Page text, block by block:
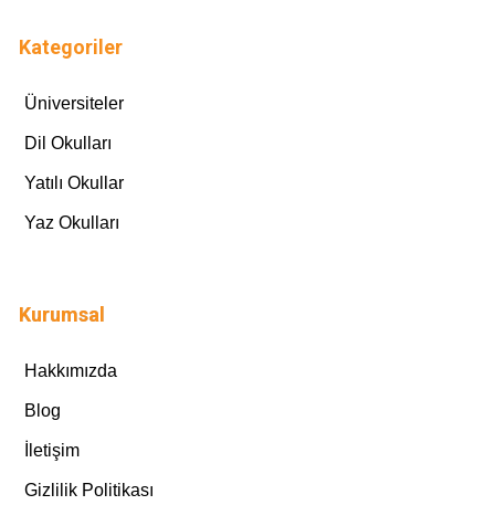
Kategoriler
Üniversiteler
Dil Okulları
Yatılı Okullar
Yaz Okulları
Kurumsal
Hakkımızda
Blog
İletişim
Gizlilik Politikası